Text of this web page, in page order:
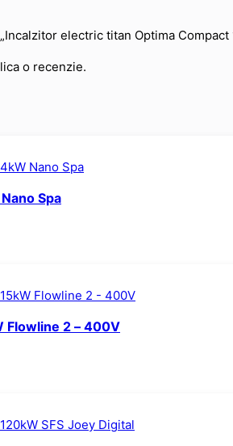
electric titan Optima Compact
o recenzie.
Spa
Flowline 2 – 400V